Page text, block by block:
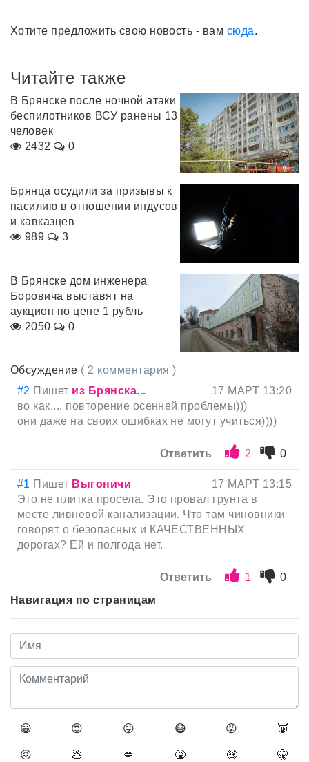
Хотите предложить свою новость - вам сюда.
Читайте также
В Брянске после ночной атаки
беспилотников ВСУ ранены 13
человек
2432
0
Брянца осудили за призывы к
насилию в отношении индусов
и кавказцев
989
3
В Брянске дом инженера
Боровича выставят на
аукцион по цене 1 рубль
2050
0
Обсуждение ( 2 комментария )
#2 Пишет из Брянска...
17 МАРТ 13:20
во как.... повторение осенней проблемы)))
они даже на своих ошибках не могут учиться))))
Ответить 2 0
#1 Пишет Выгоничи
17 МАРТ 13:15
Это не плитка просела. Это провал грунта в
месте ливневой канализации. Что там чиновники
говорят о безопасных и КАЧЕСТВЕННЫХ
дорогах? Ей и полгода нет.
Ответить 1
0
Навигация по страницам
😀 😍 😛 😷 😡 👿
😖 💩 💋 🤮 🤑 🤫